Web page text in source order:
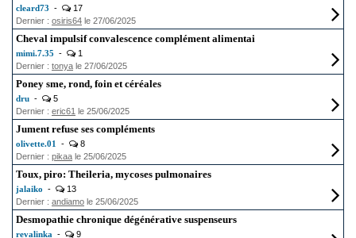
cleard73 -
17
Dernier : osiris64 le 27/06/2025
Cheval impulsif convalescence complément alimentai
mimi.7.35 -
1
Dernier : tonya le 27/06/2025
Poney sme, rond, foin et céréales
dru -
5
Dernier : eric61 le 25/06/2025
Jument refuse ses compléments
olivette.01 -
8
Dernier : pikaa le 25/06/2025
Toux, piro: Theileria, mycoses pulmonaires
jalaiko -
13
Dernier : andiamo le 25/06/2025
Desmopathie chronique dégénérative suspenseurs
revalinka -
9